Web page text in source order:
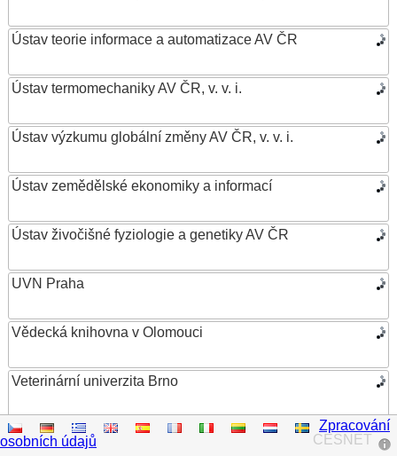
Ústav teorie informace a automatizace AV ČR
Ústav termomechaniky AV ČR, v. v. i.
Ústav výzkumu globální změny AV ČR, v. v. i.
Ústav zemědělské ekonomiky a informací
Ústav živočišné fyziologie a genetiky AV ČR
UVN Praha
Vědecká knihovna v Olomouci
Veterinární univerzita Brno
VŠB – Technická univerzita Ostrava
CESNET
Zpracování
osobních údajů